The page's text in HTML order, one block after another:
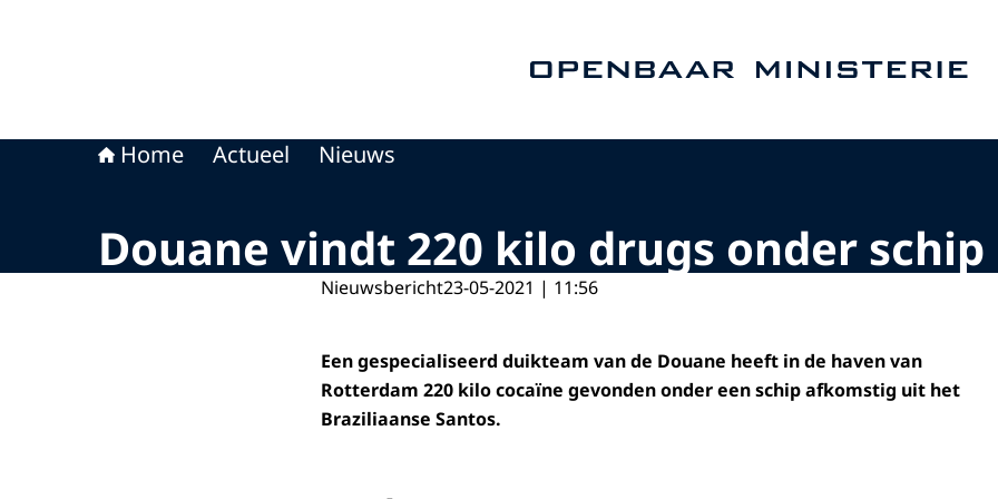
Home Actueel Nieuws
Douane vindt 220 kilo drugs onder schip
Nieuwsbericht23-05-2021 | 11:56
Een gespecialiseerd duikteam van de Douane heeft in de haven van
Rotterdam 220 kilo cocaïne gevonden onder een schip afkomstig uit het
Braziliaanse Santos.